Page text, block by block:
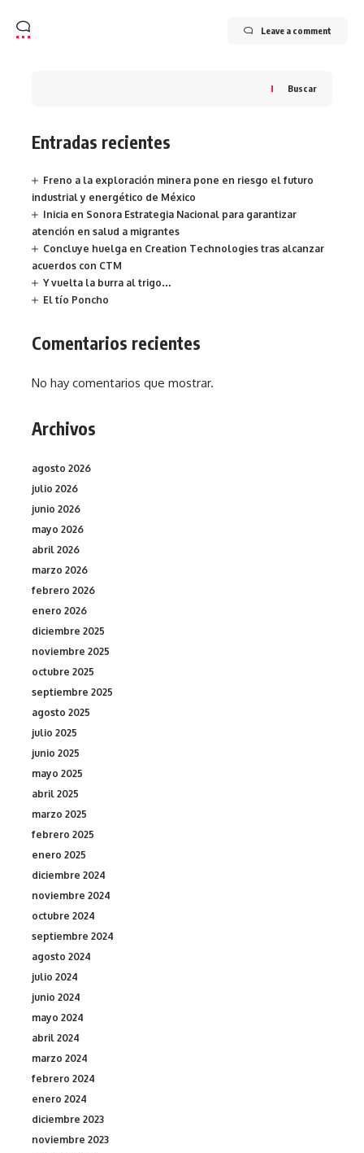
Leave a comment
Buscar
Entradas recientes
Freno a la exploración minera pone en riesgo el futuro
industrial y energético de México
Inicia en Sonora Estrategia Nacional para garantizar
atención en salud a migrantes
Concluye huelga en Creation Technologies tras alcanzar
acuerdos con CTM
Y vuelta la burra al trigo…
El tío Poncho
Comentarios recientes
No hay comentarios que mostrar.
Archivos
agosto 2026
julio 2026
junio 2026
mayo 2026
abril 2026
marzo 2026
febrero 2026
enero 2026
diciembre 2025
noviembre 2025
octubre 2025
septiembre 2025
agosto 2025
julio 2025
junio 2025
mayo 2025
abril 2025
marzo 2025
febrero 2025
enero 2025
diciembre 2024
noviembre 2024
octubre 2024
septiembre 2024
agosto 2024
julio 2024
junio 2024
mayo 2024
abril 2024
marzo 2024
febrero 2024
enero 2024
diciembre 2023
noviembre 2023